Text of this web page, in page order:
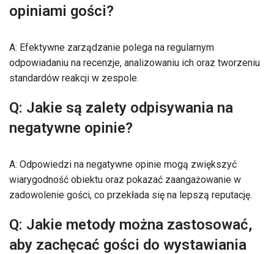
opiniami gości?
A: Efektywne zarządzanie polega na regularnym
odpowiadaniu na recenzje, analizowaniu ich oraz tworzeniu
standardów reakcji w zespole.
Q: Jakie są zalety odpisywania na
negatywne opinie?
A: Odpowiedzi na negatywne opinie mogą zwiększyć
wiarygodność obiektu oraz pokazać zaangażowanie w
zadowolenie gości, co przekłada się na lepszą reputację.
Q: Jakie metody można zastosować,
aby zachęcać gości do wystawiania